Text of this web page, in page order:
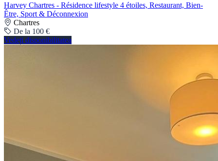
Harvey Chartres - Résidence lifestyle 4 étoiles, Restaurant, Bien-
Être, Sport & Déconnexion
Chartres
De la 100 €
Vedeți disponibilitatea